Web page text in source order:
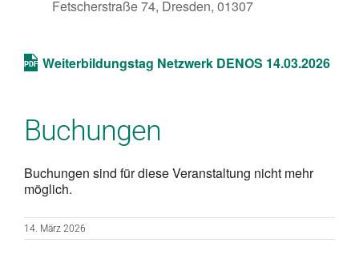
Fetscherstraße 74, Dresden, 01307
Weiterbildungstag Netzwerk DENOS 14.03.2026
Buchungen
Buchungen sind für diese Veranstaltung nicht mehr
möglich.
14. März 2026